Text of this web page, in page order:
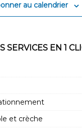
au calendrier
SERVICES EN 1
et crèche